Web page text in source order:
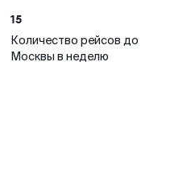
15
Количество рейсов до
Москвы в неделю